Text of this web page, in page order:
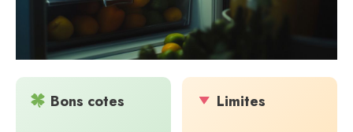
Bons cotes Limites